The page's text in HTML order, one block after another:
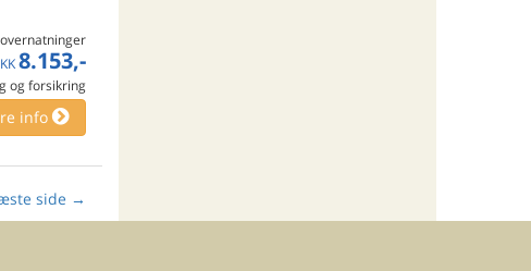
8.153,-
og forsikring
info
side →